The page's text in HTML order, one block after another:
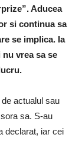
Aducea
si continua sa
se implica. Ia
vrea sa se
actualul sau
sa. S-au
declarat, iar cei